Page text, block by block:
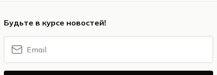
Будьте в курсе новостей!